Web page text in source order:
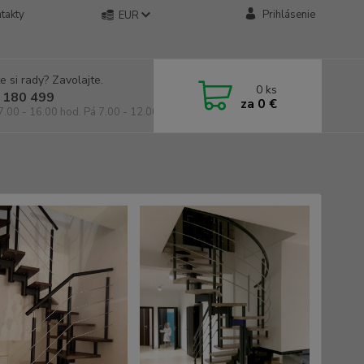
EUR Prihlásenie
si rady? Zavolajte.
499
- 16.00 hod. Pá 7.00 - 12.00 hod.
0 ks
za 0 €